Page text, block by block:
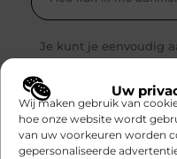
Uw
Wij maken gebruik van
hoe onze website wordt
van uw voorkeuren worden
gepersonaliseerde
Je kunt je eenvoudig
inschrijfformulier op
mailadres in en
blogs, tips en
je inbox.